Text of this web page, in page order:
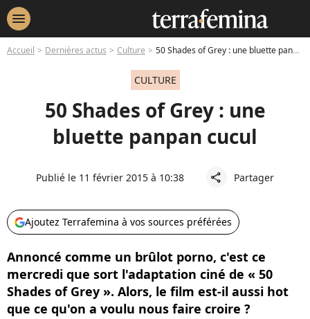
menu
Accueil Dernières actus Culture 50 Shades of Grey : une bluette panpan cucul
CULTURE
50 Shades of Grey : une
bluette panpan cucul
Publié le 11 février 2015 à 10:38 share Partager
Ajoutez Terrafemina à vos sources préférées
Annoncé comme un brûlot porno, c'est ce
mercredi que sort l'adaptation ciné de « 50
Shades of Grey ». Alors, le film est-il aussi hot
que ce qu'on a voulu nous faire croire ?